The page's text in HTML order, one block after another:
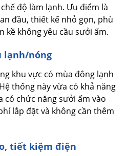
độ làm lạnh. Ưu điểm là
đầu, thiết kế nhỏ gọn, phù
kề không yêu cầu sưởi ấm.
lạnh/nóng
khu vực có mùa đông lạnh
thống này vừa có khả năng
có chức năng sưởi ấm vào
lắp đặt và không cần thêm
tiết kiệm điện